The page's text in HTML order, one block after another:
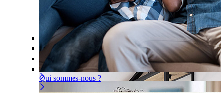
Offre À la carte Gérer ou déléguer votre sécurité, à vous
Pour un appartement Une installation adaptée à votre
Les problèmes couverts
Qui sommes-nous ?